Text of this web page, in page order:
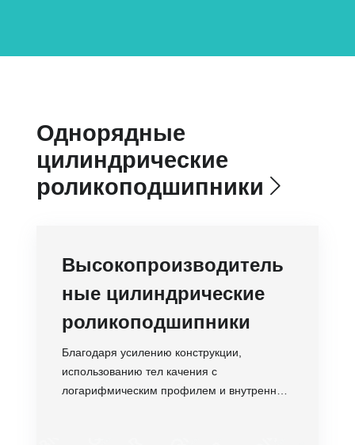
Однорядные
цилиндрические
роликоподшипники
Высокопроизводитель
ные цилиндрические
роликоподшипники
Благодаря усилению конструкции,
использованию тел качения с
логарифмическим профилем и внутренней